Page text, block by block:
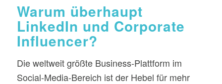
Warum überhaupt
LinkedIn und Corporate
Influencer?
Die weltweit größte Business-Plattform im
Social-Media-Bereich ist der Hebel für mehr